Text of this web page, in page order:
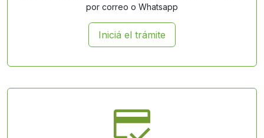
por correo o Whatsapp
Iniciá el trámite